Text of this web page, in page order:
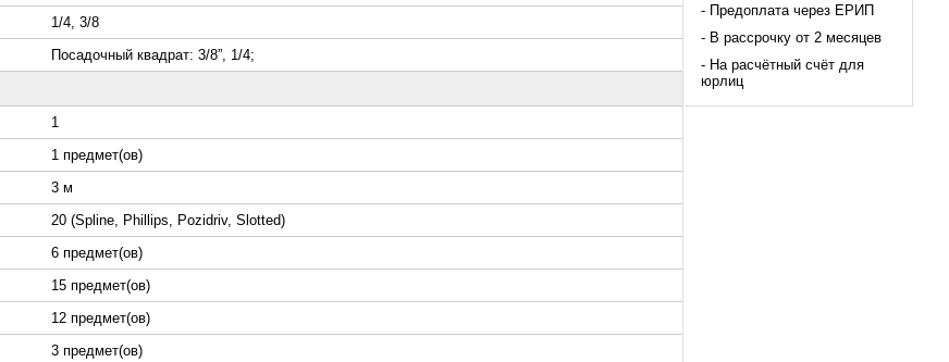
1/4, 3/8
Посадочный квадрат: 3/8”, 1/4;
1
1 предмет(ов)
3 м
20 (Spline, Phillips, Pozidriv, Slotted)
6 предмет(ов)
15 предмет(ов)
12 предмет(ов)
3 предмет(ов)
- Предоплата через ЕРИП
- В рассрочку от 2 месяцев
- На расчётный счёт для
юрлиц